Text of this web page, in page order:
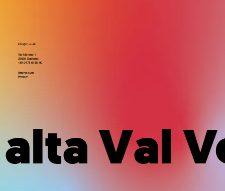
Val
info@musui.it
Via Merano 1
39020 Sluderno
+39 0473 61 55 90
Impressum
Privacy